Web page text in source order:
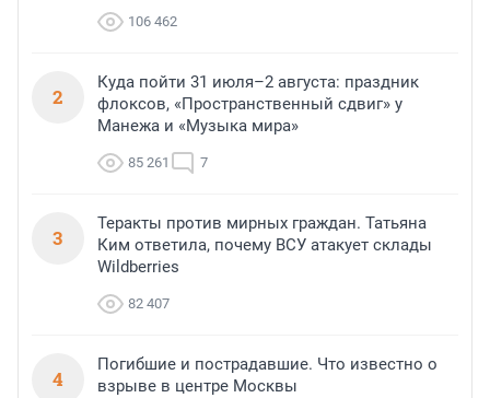
106 462
2
Куда пойти 31 июля–2 августа: праздник
флоксов, «Пространственный сдвиг» у
Манежа и «Музыка мира»
85 261 7
3
Теракты против мирных граждан. Татьяна
Ким ответила, почему ВСУ атакует склады
Wildberries
82 407
4
Погибшие и пострадавшие. Что известно о
взрыве в центре Москвы